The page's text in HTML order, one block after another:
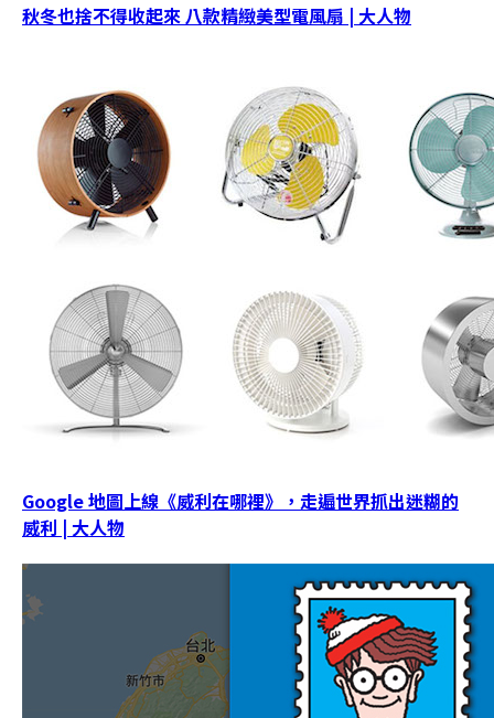
秋冬也捨不得收起來 八款精緻美型電風扇 | 大人物
Google 地圖上線《威利在哪裡》，走遍世界抓出迷糊的
威利 | 大人物